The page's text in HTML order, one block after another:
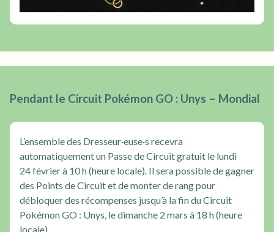
Pendant le Circuit Pokémon GO : Unys – Mondial
L’ensemble des Dresseur·euse·s recevra
automatiquement un Passe de Circuit gratuit le lundi
24 février à 10 h (heure locale). Il sera possible de gagner
des Points de Circuit et de monter de rang pour
débloquer des récompenses jusqu’à la fin du Circuit
Pokémon GO : Unys, le dimanche 2 mars à 18 h (heure
locale).